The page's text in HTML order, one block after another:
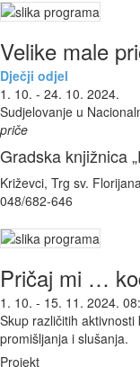
Velike male
Dječji odjel
1. 10. - 24. 10. 2024.
Sudjelovanje u
priče
Gradska knjižnica
Križevci, Trg sv.
048/682-646
Pričaj mi …
1. 10. - 15. 11. 2024.
Skup različitih
promišljanja i slušanja.
Projekt